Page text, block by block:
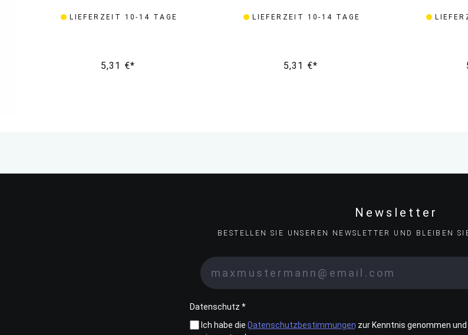
LIEFERZEIT 10-14 TAGE
5,31 €*
LIEFERZEIT 10-14 TAGE
5,31 €*
Newsletter
BESTELLEN SIE UNSEREN NEWSLETTER UND BLEIBEN
Datenschutz *
Ich habe die Datenschutzbestimmungen zur Kenntnis genommen und